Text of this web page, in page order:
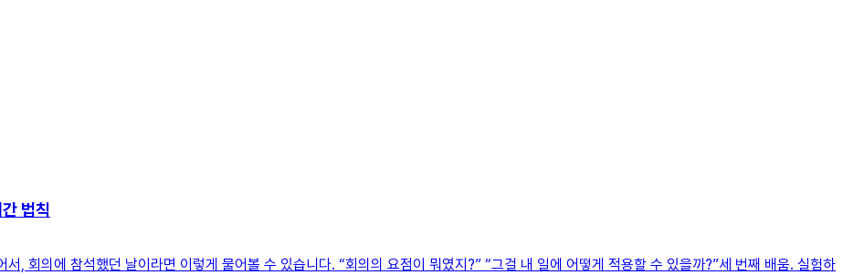
법칙
, 회의에 참석했던 날이라면 이렇게 물어볼 수 있습니다. “회의의 요점이 뭐였지?” “그걸 내 일에 어떻게 적용할 수 있을까?”세 번째 배움. 실험하